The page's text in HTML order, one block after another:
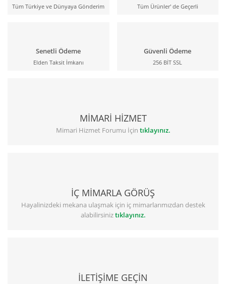
Tüm Türkiye ve Dünyaya Gönderim Tüm Ürünler' de Geçerli
Senetli Ödeme
Elden Taksit İmkanı
Güvenli Ödeme
256 BİT SSL
MİMARİ HİZMET
Mimari Hizmet Forumu İçin tıklayınız.
İÇ MİMARLA GÖRÜŞ
Hayalinizdeki mekana ulaşmak için iç mimarlarımızdan destek
alabilirsiniztıklayınız.
İLETİŞİME GEÇİN